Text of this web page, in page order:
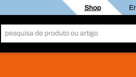
Shop